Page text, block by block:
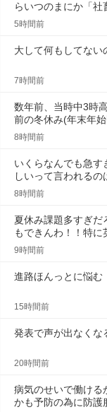
らいつのまにか「社
5時間前
大して何もしてな
7時間前
数年前、当時中3時
前の冬休み(年末年
8時間前
いくらなんでも急す
しいって言われるの
8時間前
夏休み課題多すぎだ
もできんわ！！特に
9時間前
進路ほんっとに悩む
15時間前
発表で声が出なくな
20時間前
病気のせいで働ける
かも予防の為に防護